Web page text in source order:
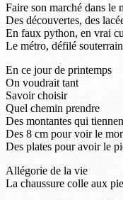
Faire son marché dans le
Des découvertes, des
En faux python, en vrai
Le métro, défilé
En ce jour de printemps
On voudrait tant
Savoir choisir
Quel chemin prendre
Des montantes qui
Des 8 cm pour voir le
Des plates pour avoir le
Allégorie de la vie
La chaussure colle aux